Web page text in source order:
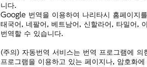
니다.
Google 번역을 이용하여 나리타시 홈페이지
태국어, 네팔어, 베트남어, 신할라어, 타밀어,
번역할 수 있습니다.
(주의) 자동번역 서비스는 번역 프로그램에
프로그램을 이용하고 있는 페이지나, 암호화